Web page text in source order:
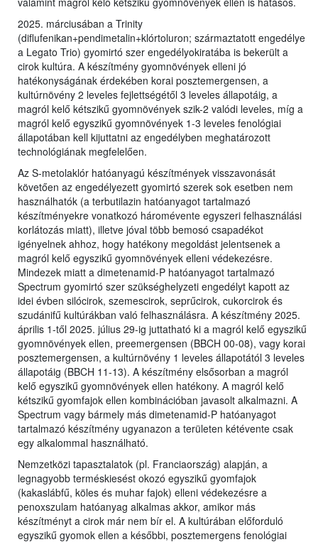
2025. márciusában a Trinity
(diflufenikan+pendimetalin+klórtoluron; származtatott engedélye
a Legato Trio) gyomirtó szer engedélyokiratába is bekerült a
cirok kultúra. A készítmény gyomnövények elleni jó
hatékonyságának érdekében korai posztemergensen, a
kultúrnövény 2 leveles fejlettségétől 3 leveles állapotáig, a
magról kelő kétszikű gyomnövények szik-2 valódi leveles, míg a
magról kelő egyszikű gyomnövények 1-3 leveles fenológiai
állapotában kell kijuttatni az engedélyben meghatározott
technológiának megfelelően.
Az S-metolaklór hatóanyagú készítmények visszavonását
követően az engedélyezett gyomirtó szerek sok esetben nem
használhatók (a terbutilazin hatóanyagot tartalmazó
készítményekre vonatkozó háromévente egyszeri felhasználási
korlátozás miatt), illetve jóval több bemosó csapadékot
igényelnek ahhoz, hogy hatékony megoldást jelentsenek a
magról kelő egyszikű gyomnövények elleni védekezésre.
Mindezek miatt a dimetenamid-P hatóanyagot tartalmazó
Spectrum gyomirtó szer szükséghelyzeti engedélyt kapott az
idei évben silócirok, szemescirok, seprűcirok, cukorcirok és
szudánifű kultúrákban való felhasználásra. A készítmény 2025.
április 1-től 2025. július 29-ig juttatható ki a magról kelő egyszikű
gyomnövények ellen, preemergensen (BBCH 00-08), vagy korai
posztemergensen, a kultúrnövény 1 leveles állapotától 3 leveles
állapotáig (BBCH 11-13). A készítmény elsősorban a magról
kelő egyszikű gyomnövények ellen hatékony. A magról kelő
kétszikű gyomfajok ellen kombinációban javasolt alkalmazni. A
Spectrum vagy bármely más dimetenamid-P hatóanyagot
tartalmazó készítmény ugyanazon a területen kétévente csak
egy alkalommal használható.
Nemzetközi tapasztalatok (pl. Franciaország) alapján, a
legnagyobb terméskiesést okozó egyszikű gyomfajok
(kakaslábfű, köles és muhar fajok) elleni védekezésre a
penoxszulam hatóanyag alkalmas akkor, amikor más
készítményt a cirok már nem bír el. A kultúrában előforduló
egyszikű gyomok ellen a későbbi, posztemergens fenológiai